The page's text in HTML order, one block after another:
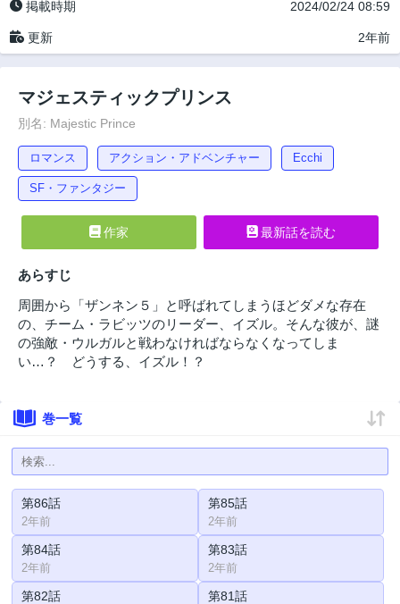
掲載時期 2024/02/24 08:59
更新 2年前
マジェスティックプリンス
別名: Majestic Prince
ロマンス アクション・アドベンチャー Ecchi
SF・ファンタジー
作家 最新話を読む
あらすじ
周囲から「ザンネン５」と呼ばれてしまうほどダメな存在
の、チーム・ラビッツのリーダー、イズル。そんな彼が、謎
の強敵・ウルガルと戦わなければならなくなってしま
い…？ どうする、イズル！？
巻一覧
第86話
2年前
第85話
2年前
第84話
2年前
第83話
2年前
第82話 第81話